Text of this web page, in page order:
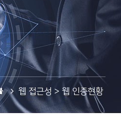
홈 웹 접근성 > 웹 인증현황